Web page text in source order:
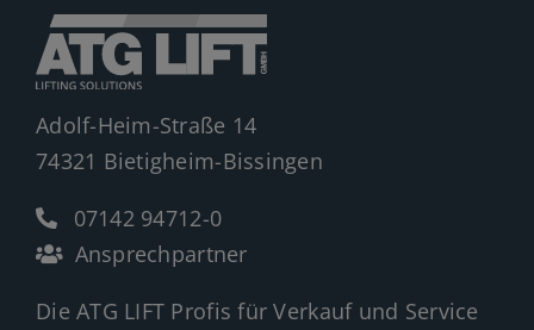
Ersatzteile
Shop
Adolf-Heim-Straße 14
74321 Bietigheim-Bissingen
07142 94712-0
Ansprechpartner
Die ATG LIFT Profis für Verkauf und Service